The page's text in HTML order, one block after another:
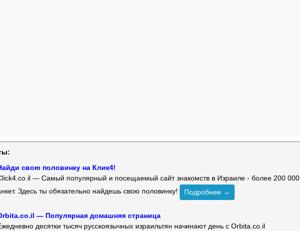
свою половинку на Клик4!
— Самый популярный и посещаемый сайт знакомств в Израиле - более 200 000
Здесь ты обязательно найдешь свою половинку!
Подробнее →
— Популярная домашняя страница
десятки тысяч русскоязычных израильтян начинают день с Orbita.co.il